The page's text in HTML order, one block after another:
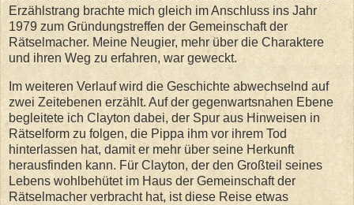
Erzählstrang brachte mich gleich im Anschluss ins Jahr
1979 zum Gründungstreffen der Gemeinschaft der
Rätselmacher. Meine Neugier, mehr über die Charaktere
und ihren Weg zu erfahren, war geweckt.
Im weiteren Verlauf wird die Geschichte abwechselnd auf
zwei Zeitebenen erzählt. Auf der gegenwartsnahen Ebene
begleitete ich Clayton dabei, der Spur aus Hinweisen in
Rätselform zu folgen, die Pippa ihm vor ihrem Tod
hinterlassen hat, damit er mehr über seine Herkunft
herausfinden kann. Für Clayton, der den Großteil seines
Lebens wohlbehütet im Haus der Gemeinschaft der
Rätselmacher verbracht hat, ist diese Reise etwas